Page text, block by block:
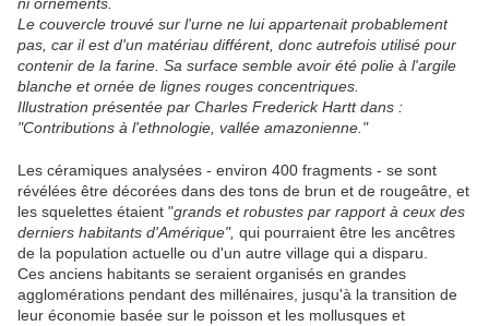
Le couvercle trouvé sur l'urne ne lui appartenait probablement
pas, car il est d'un matériau différent, donc autrefois utilisé pour
contenir de la farine. Sa surface semble avoir été polie à l'argile
blanche et ornée de lignes rouges concentriques.
Illustration présentée par Charles Frederick Hartt dans :
"Contributions à l'ethnologie, vallée amazonienne."
Les céramiques analysées - environ 400 fragments - se sont
révélées être décorées dans des tons de brun et de rougeâtre, et
les squelettes étaient "grands et robustes par rapport à ceux des
derniers habitants d'Amérique", qui pourraient être les ancêtres
de la population actuelle ou d'un autre village qui a disparu.
Ces anciens habitants se seraient organisés en grandes
agglomérations pendant des millénaires, jusqu'à la transition de
leur économie basée sur le poisson et les mollusques et